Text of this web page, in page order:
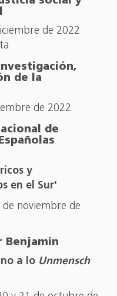
de 2022
de la
de 2022
de
y
en el Sur'
noviembre de
Benjamin
a lo Unmensch